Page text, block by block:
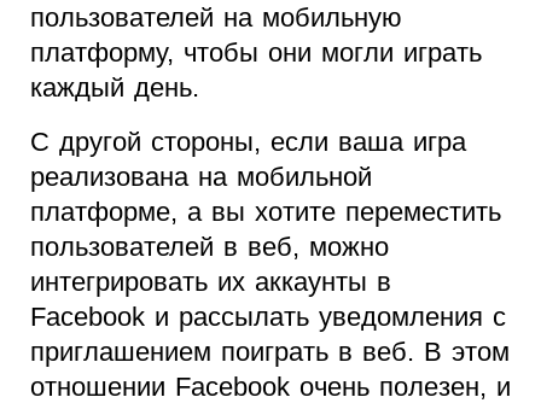
пользователей на мобильную
платформу, чтобы они могли играть
каждый день.
С другой стороны, если ваша игра
реализована на мобильной
платформе, а вы хотите переместить
пользователей в веб, можно
интегрировать их аккаунты в
Facebook и рассылать уведомления с
приглашением поиграть в веб. В этом
отношении Facebook очень полезен, и